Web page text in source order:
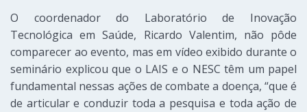
O coordenador do Laboratório de Inovação
Tecnológica em Saúde, Ricardo Valentim, não pôde
comparecer ao evento, mas em vídeo exibido durante o
seminário explicou que o LAIS e o NESC têm um papel
fundamental nessas ações de combate a doença, “que é
de articular e conduzir toda a pesquisa e toda ação de